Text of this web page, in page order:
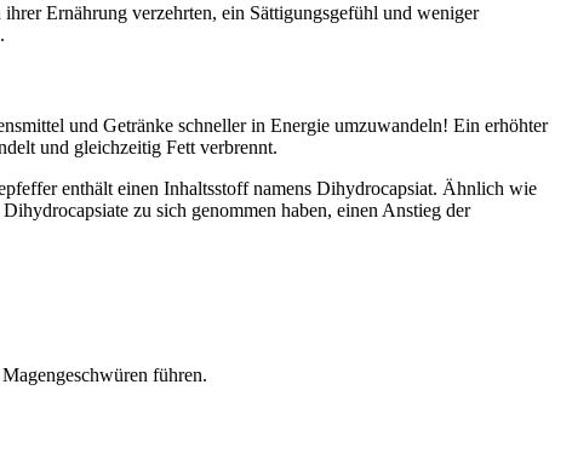
Ernährung verzehrten, ein Sättigungsgefühl und weniger
und Getränke schneller in Energie umzuwandeln! Ein erhöhter
und gleichzeitig Fett verbrennt.
enthält einen Inhaltsstoff namens Dihydrocapsiat. Ähnlich wie
zu sich genommen haben, einen Anstieg der
führen.